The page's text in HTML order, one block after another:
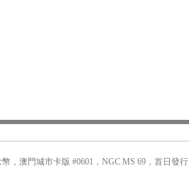
，澳門城市卡版 #0601，NGC MS 69，首日發行